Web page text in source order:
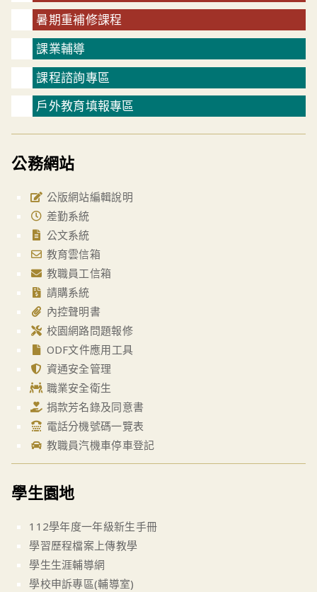
暑期重補修課程
課業輔導
課程諮詢專區
戶外教育填報專區
公務網站
公版網站編輯說明
差勤系統
公文系統
教育雲信箱
教職員工信箱
請購系統
內控聲明書
校園網路問題報修
ODF文件應用工具
資通安全管理
職業安全衛生
捐款芳名錄及同意書
電話分機號碼一覽表
教職員汽機車停車登記
學生園地
112學年度一年級新生手冊
學習歷程檔案上傳教學
學生生涯輔導網
學校申訴專區(輔導室)